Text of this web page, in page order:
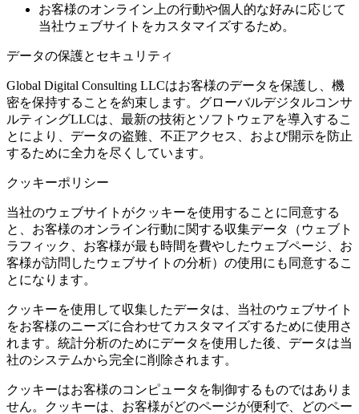
お客様のオンライン上の行動や個人的な好みに応じて
当社ウェブサイトをカスタマイズするため。
データの保護とセキュリティ
Global Digital Consulting LLCはお客様のデータを保護し、機
密を保持することを約束します。グローバルデジタルコンサ
ルティングLLCは、最新の技術とソフトウェアを導入するこ
とにより、データの盗難、不正アクセス、および開示を防止
するために全力を尽くしています。
クッキーポリシー
当社のウェブサイトがクッキーを使用することに同意する
と、お客様のオンライン行動に関する収集データ（ウェブト
ラフィック、お客様が最も時間を費やしたウェブページ、お
客様が訪問したウェブサイトの分析）の使用にも同意するこ
とになります。
クッキーを使用して収集したデータは、当社のウェブサイト
をお客様のニーズに合わせてカスタマイズするために使用さ
れます。統計分析のためにデータを使用した後、データは当
社のシステムから完全に削除されます。
クッキーはお客様のコンピュータを制御するものではありま
せん。クッキーは、お客様がどのページが便利で、どのペー